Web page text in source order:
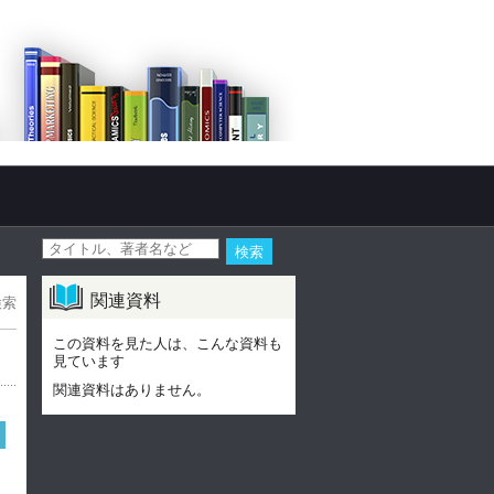
関連資料
この資料を見た人は、こんな資料も
見ています
関連資料はありません。